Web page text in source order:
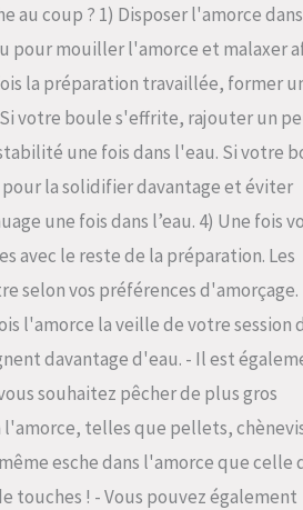
au coup ? 1) Disposer l'amorce
pour mouiller l'amorce et malaxer
la préparation travaillée, former
votre boule s'effrite, rajouter un
une fois dans l'eau. Si votre
la solidifier davantage et éviter
une fois dans l’eau. 4) Une fois
avec le reste de la préparation. Les
selon vos préférences d'amorçage.
l'amorce la veille de votre session
davantage d'eau. - Il est
souhaitez pêcher de plus gros
l'amorce, telles que pellets,
esche dans l'amorce que celle
touches ! - Vous pouvez également